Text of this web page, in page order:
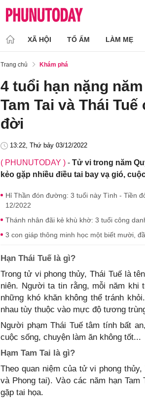
XÃ HỘI TỔ ẤM LÀM MẸ
Trang chủ Khám phá
4 tuổi hạn nặng
Tam Tai và Thái
đời
13:22, Thứ bảy 03/12/2022
( PHUNUTODAY ) - Tử vi trong năm
kẻo gặp nhiều điều tai bay vạ gió,
Hỉ Thần đón đường: 3 tuổi này Tình - Tiền
12/2022
Thánh nhân đãi kẻ khù khờ: 3 tuổi công
3 con giáp thông minh học một biết mười,
Hạn Thái Tuế là gì?
Trong tử vi phong thủy, Thái Tuế là
niên. Người ta tin rằng, mỗi năm khi
những khó khăn không thể tránh
nhau tùy thuộc vào mực độ tương
Người phạm Thái Tuế tâm tính bất
cuộc sống, chuyện làm ăn không tốt...
Hạm Tam Tai là gì?
Theo quan niệm của tử vi phong
và Phong tai). Vào các năm hạn
gặp tai họa.